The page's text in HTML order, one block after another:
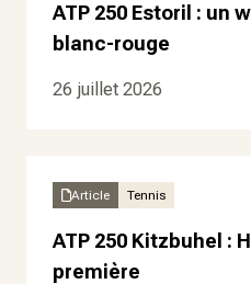
ATP 250 Estoril : un
blanc-rouge
26 juillet 2026
Article Tennis
ATP 250 Kitzbuhel :
première